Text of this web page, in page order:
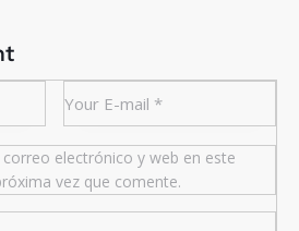
electrónico y web en este
vez que comente.